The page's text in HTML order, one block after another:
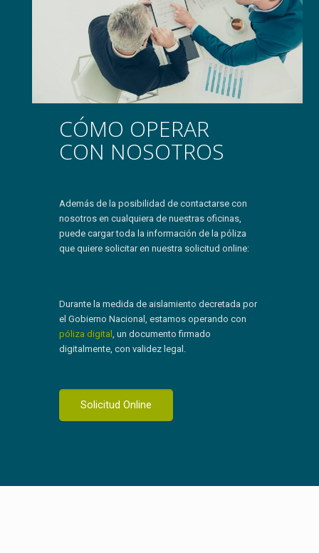
CÓMO OPERAR
CON NOSOTROS
Además de la posibilidad de contactarse con
nosotros en cualquiera de nuestras oficinas,
puede cargar toda la información de la póliza
que quiere solicitar en nuestra solicitud online:
Durante la medida de aislamiento decretada por
el Gobierno Nacional, estamos operando con
póliza digital
, un documento firmado
digitalmente, con validez legal.
Solicitud Online